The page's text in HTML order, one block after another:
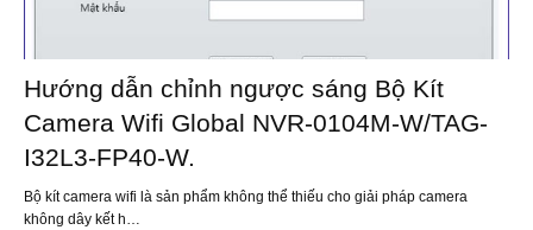
Hướng dẫn chỉnh ngược sáng Bộ Kít
Camera Wifi Global NVR-0104M-W/TAG-
I32L3-FP40-W.
Bộ kít camera wifi là sản phẩm không thể thiếu cho giải pháp camera
không dây kết h…